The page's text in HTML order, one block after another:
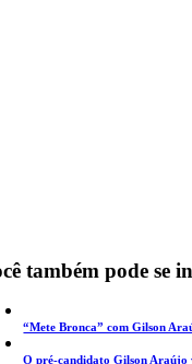
também pode se
“Mete Bronca” com Gilson
O pré-candidato Gilson Araújo